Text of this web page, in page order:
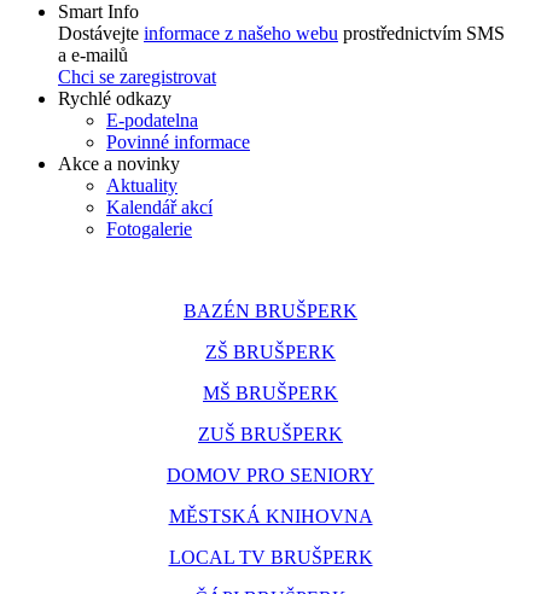
Smart Info
Dostávejte informace z našeho webu prostřednictvím SMS
a e-mailů
Chci se zaregistrovat
Rychlé odkazy
E-podatelna
Povinné informace
Akce a novinky
Aktuality
Kalendář akcí
Fotogalerie
BAZÉN BRUŠPERK
ZŠ BRUŠPERK
MŠ BRUŠPERK
ZUŠ BRUŠPERK
DOMOV PRO SENIORY
MĚSTSKÁ KNIHOVNA
LOCAL TV BRUŠPERK